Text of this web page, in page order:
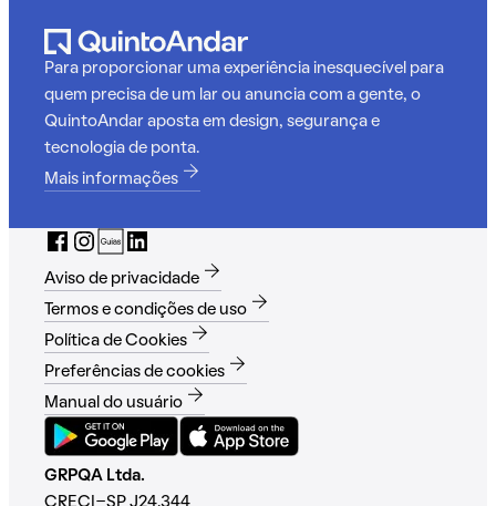
Para proporcionar uma experiência inesquecível para
quem precisa de um lar ou anuncia com a gente, o
QuintoAndar aposta em design, segurança e
tecnologia de ponta.
Mais informações
Aviso de privacidade
Termos e condições de uso
Política de Cookies
Preferências de cookies
Manual do usuário
GRPQA Ltda.